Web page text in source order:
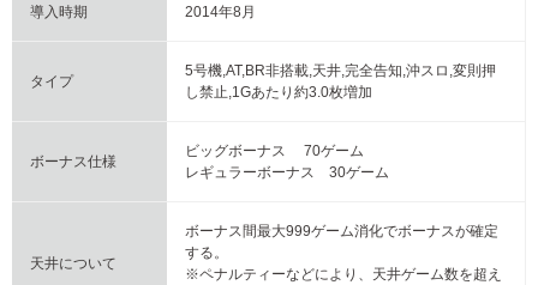
導入時期 2014年8月
タイプ
5号機,AT,BR非搭載,天井,完全告知,沖スロ,変則押
し禁止,1Gあたり約3.0枚増加
ボーナス仕様
ビッグボーナス 70ゲーム
レギュラーボーナス 30ゲーム
天井について
ボーナス間最大999ゲーム消化でボーナスが確定
する。
※ペナルティーなどにより、天井ゲーム数を超え